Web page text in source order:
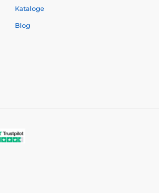
Kataloge
Blog